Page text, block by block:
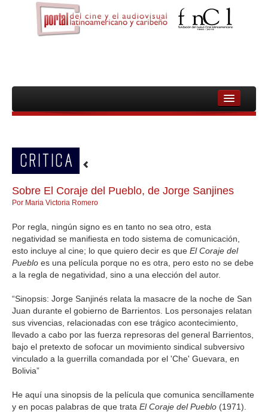
INICIO
PELICULAS
CINEASTAS
MUJERES
AUDIOVISUAL INDIGENA Y COMUNITARIO
CRITICA
Sobre El Coraje del Pueblo, de Jorge Sanjines
Por Maria Victoria Romero
Por regla, ningún signo es en tanto no sea otro, esta
negatividad se manifiesta en todo sistema de comunicación,
esto incluye al cine; lo que quiero decir es que El Coraje del
Pueblo es una película porque no es otra, pero esto no se debe
a la regla de negatividad, sino a una elección del autor.
“Sinopsis: Jorge Sanjinés relata la masacre de la noche de San
Juan durante el gobierno de Barrientos. Los personajes relatan
sus vivencias, relacionadas con ese trágico acontecimiento,
llevado a cabo por las fuerza represoras del general Barrientos,
bajo el pretexto de sofocar un movimiento sindical subversivo
vinculado a la guerrilla comandada por el 'Che' Guevara, en
Bolivia”
He aquí una sinopsis de la película que comunica sencillamente
y en pocas palabras de que trata El Coraje del Pueblo (1971).